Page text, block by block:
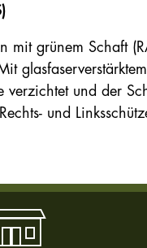
mit grünem Schaft
verzichtet und der
und